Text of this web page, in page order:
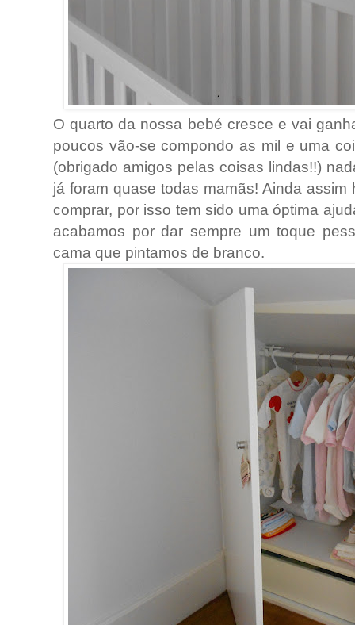
O quarto da nossa bebé cresce e vai
poucos vão-se compondo as mil e uma
(obrigado amigos pelas coisas lindas!!)
já foram quase todas mamãs! Ainda
comprar, por isso tem sido uma óptima
acabamos por dar sempre um toque
cama que pintamos de branco.